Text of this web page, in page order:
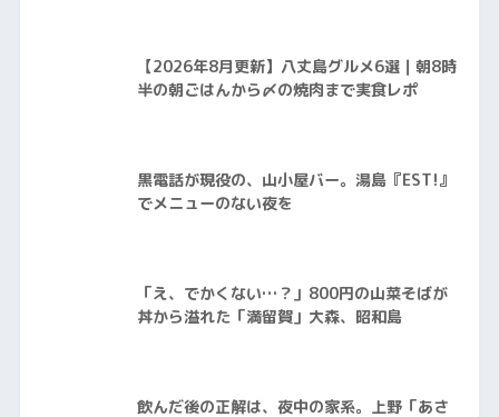
【2026年8月更新】八丈島グルメ6選｜朝8時
半の朝ごはんから〆の焼肉まで実食レポ
黒電話が現役の、山小屋バー。湯島『EST!』
でメニューのない夜を
「え、でかくない…？」800円の山菜そばが
丼から溢れた「満留賀」大森、昭和島
飲んだ後の正解は、夜中の家系。上野「あさ